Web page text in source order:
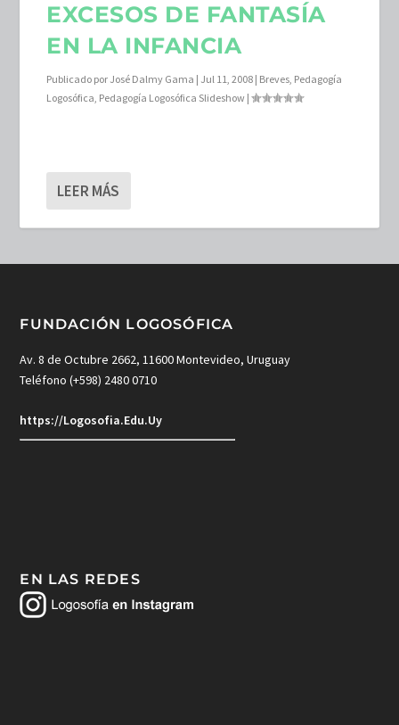
EXCESOS DE FANTASÍA
EN LA INFANCIA
Publicado por José Dalmy Gama | Jul 11, 2008 | Breves, Pedagogía
Logosófica, Pedagogía Logosófica Slideshow |
LEER MÁS
FUNDACIÓN LOGOSÓFICA
Av. 8 de Octubre 2662, 11600 Montevideo, Uruguay
Teléfono (+598) 2480 0710
https://Logosofia.Edu.Uy
EN LAS REDES